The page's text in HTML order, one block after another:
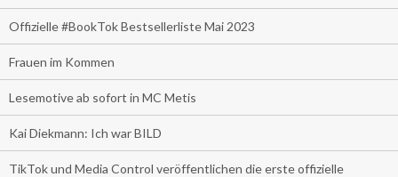
Offizielle #BookTok Bestsellerliste Mai 2023
Frauen im Kommen
Lesemotive ab sofort in MC Metis
Kai Diekmann: Ich war BILD
TikTok und Media Control veröffentlichen die erste offizielle